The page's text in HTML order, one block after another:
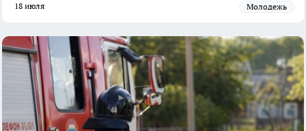
18 июля молодежь